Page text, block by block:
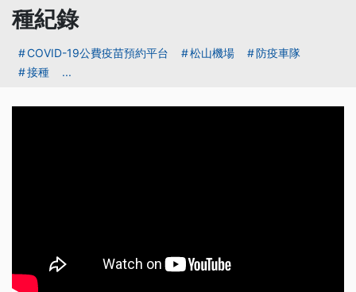
種紀錄
COVID-19公費疫苗預約平台 松山機場
防疫車隊
接種
...